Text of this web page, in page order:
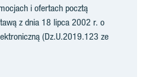
i ofertach pocztą
z dnia 18 lipca 2002 r. o
(Dz.U.2019.123 ze